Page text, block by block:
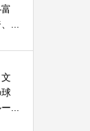
...
...